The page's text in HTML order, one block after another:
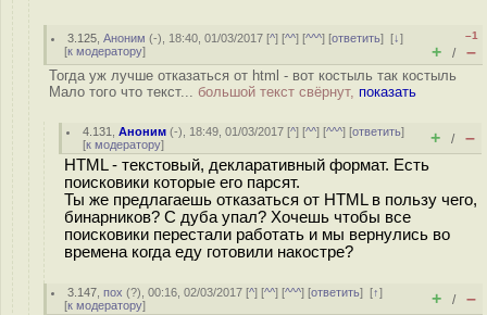
3.125 ,Аноним (-), 18:40, 01/03/2017 [^] [^^] [^^^] [ответить][↓]
[к модератору]
–1
+ / –
Тогда уж лучше отказаться от html - вот костыль так костыль
Мало того что текст... большой текст свёрнут, показать
4.131 ,Аноним (-), 18:49, 01/03/2017 [^] [^^] [^^^] [ответить]
[к модератору] + / –
HTML - текстовый, декларативный формат. Есть
поисковики которые его парсят.
Ты же предлагаешь отказаться от HTML в пользу чего,
бинарников? С дуба упал? Хочешь чтобы все
поисковики перестали работать и мы вернулись во
времена когда еду готовили накостре?
3.147 ,пох (?), 00:16, 02/03/2017 [^] [^^] [^^^] [ответить][↑]
[к модератору] + / –